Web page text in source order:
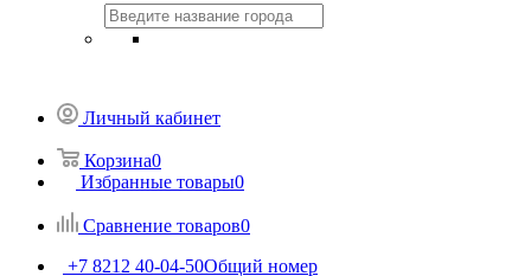
Личный кабинет
Корзина0
Избранные товары0
Сравнение товаров0
+7 8212 40-04-50Общий номер